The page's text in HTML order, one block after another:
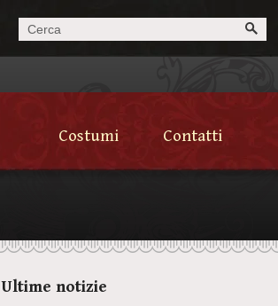
Costumi Contatti
Ultime notizie